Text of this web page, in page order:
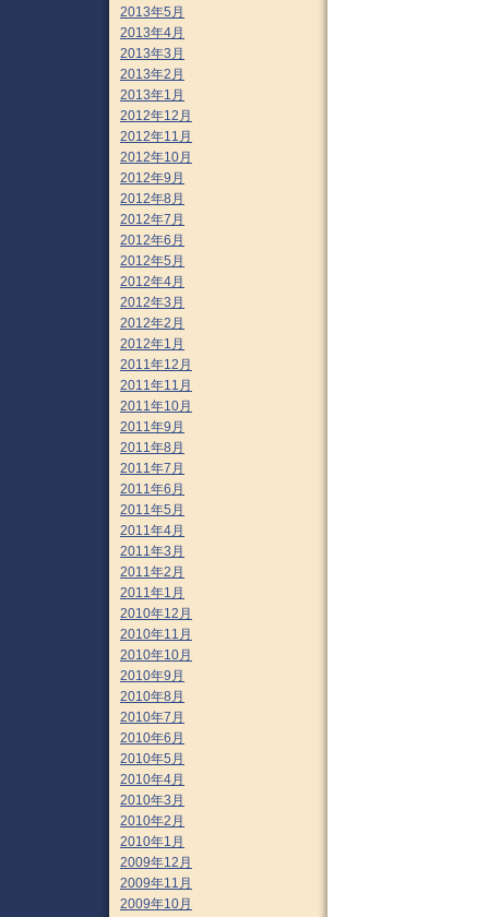
2013年5月
2013年4月
2013年3月
2013年2月
2013年1月
2012年12月
2012年11月
2012年10月
2012年9月
2012年8月
2012年7月
2012年6月
2012年5月
2012年4月
2012年3月
2012年2月
2012年1月
2011年12月
2011年11月
2011年10月
2011年9月
2011年8月
2011年7月
2011年6月
2011年5月
2011年4月
2011年3月
2011年2月
2011年1月
2010年12月
2010年11月
2010年10月
2010年9月
2010年8月
2010年7月
2010年6月
2010年5月
2010年4月
2010年3月
2010年2月
2010年1月
2009年12月
2009年11月
2009年10月